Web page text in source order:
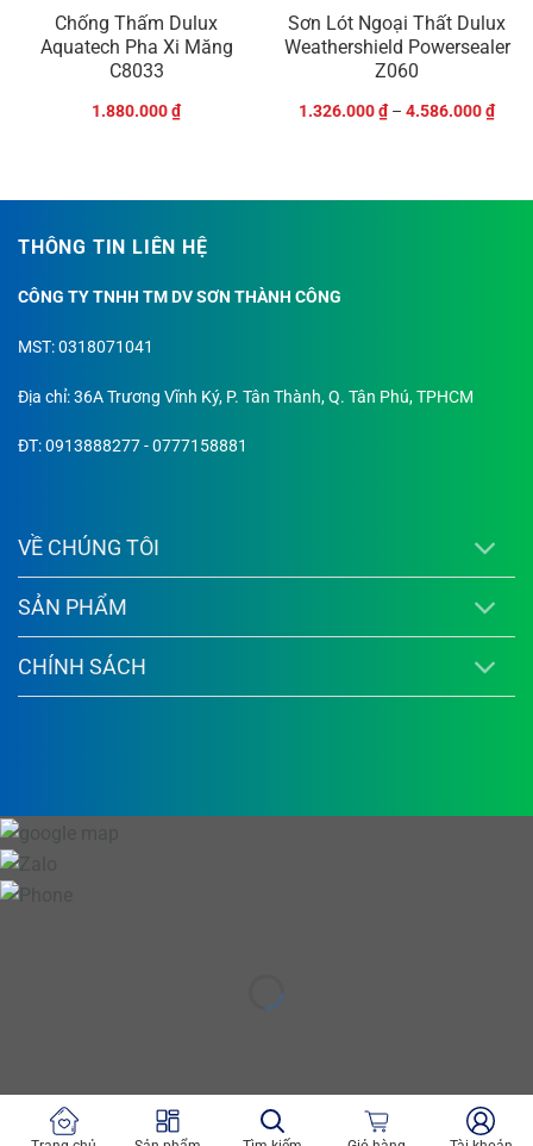
giúp việc vệ sinh các vết bẩn trở nên dễ dàng
hơn bao giờ hết.
nhất, mang đến các tính năng bảo vệ toàn diện
động ngăn ngừa sự tấn công và phát triển
mặt màng sơn, góp phần tạo ra một không
bảo vệ hiệu quả, cho phép bạn lau chùi các
vết bẩn cứng đầu thường xuyên mà không lo
phai màu hay tổn hại đến bề mặt tường
Bề mặt láng mịn, ngăn ngừa nấm mốc: Sơn
tạo ra một lớp hoàn thiện láng mịn, sang
trọng, đồng thời có khả năng chống lại sự
trường: Sản phẩm đạt chứng nhận Nhãn
thuyết của sơn lên đến 14m²/lít/lớp, giúp tiết
Ưu điểm không thể bỏ qua của sản
Chống Thấm Dulux
Aquatech Pha Xi Măng
C8033
1.880.000₫
Sơn Lót Ngoại Thất Dulux
Weathershield Powersealer
Z060
1.326.000₫– 4.586.000₫
THÔNG TIN LIÊN HỆ
CÔNG TY TNHH TM DV SƠN THÀNH CÔNG
MST: 0318071041
Địa chỉ: 36A Trương Vĩnh Ký, P. Tân Thành, Q. Tân Phú, TPHCM
ĐT: 0913888277 - 0777158881
VỀ CHÚNG TÔI
SẢN PHẨM
CHÍNH SÁCH